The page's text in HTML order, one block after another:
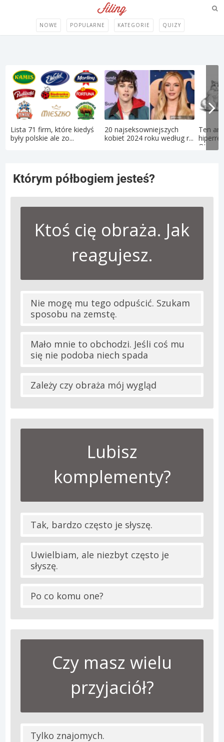
NOWE POPULARNE KATEGORIE QUIZY
Lista 71 firm, które kiedyś
były polskie ale zo...
20 najseksowniejszych
kobiet 2024 roku według r...
Ten
Oto...
Którym półbogiem jesteś?
Ktoś cię obraża. Jak
reagujesz.
Nie mogę mu tego odpuścić. Szukam
sposobu na zemstę.
Mało mnie to obchodzi. Jeśli coś mu
się nie podoba niech spada
Zależy czy obraża mój wygląd
Lubisz
komplementy?
Tak, bardzo często je słyszę.
Uwielbiam, ale niezbyt często je
słyszę.
Po co komu one?
Czy masz wielu
przyjaciół?
Tylko znajomych.